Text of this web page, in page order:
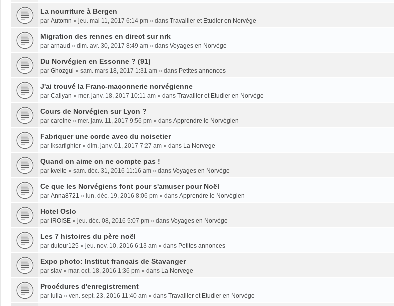
La nourriture à Bergen
par Automn » jeu. mai 11, 2017 6:14 pm » dans Travailler et Etudier en Norvège
Migration des rennes en direct sur nrk
par arnaud » dim. avr. 30, 2017 8:49 am » dans Voyages en Norvège
Du Norvégien en Essonne ? (91)
par Ghozgul » sam. mars 18, 2017 1:31 am » dans Petites annonces
J'ai trouvé la Franc-maçonnerie norvégienne
par Callyan » mer. janv. 18, 2017 10:11 am » dans Travailler et Etudier en Norvège
Cours de Norvégien sur Lyon ?
par carolne » mer. janv. 11, 2017 9:56 pm » dans Apprendre le Norvégien
Fabriquer une corde avec du noisetier
par Iksarfighter » dim. janv. 01, 2017 7:27 am » dans La Norvege
Quand on aime on ne compte pas !
par kveite » sam. déc. 31, 2016 11:16 am » dans Voyages en Norvège
Ce que les Norvégiens font pour s'amuser pour Noël
par Anna8721 » lun. déc. 19, 2016 8:06 pm » dans Apprendre le Norvégien
Hotel Oslo
par IROISE » jeu. déc. 08, 2016 5:07 pm » dans Voyages en Norvège
Les 7 histoires du père noël
par dutour125 » jeu. nov. 10, 2016 6:13 am » dans Petites annonces
Expo photo: Institut français de Stavanger
par siav » mar. oct. 18, 2016 1:36 pm » dans La Norvege
Procédures d'enregistrement
par lulla » ven. sept. 23, 2016 11:40 am » dans Travailler et Etudier en Norvège